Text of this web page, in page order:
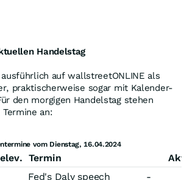
Handelstag
auf wallstreetONLINE als
praktischerweise sogar mit Kalender-
den morgigen Handelstag stehen
an:
vom Dienstag, 16.04.2024
Termin
Fed's Daly speech
-